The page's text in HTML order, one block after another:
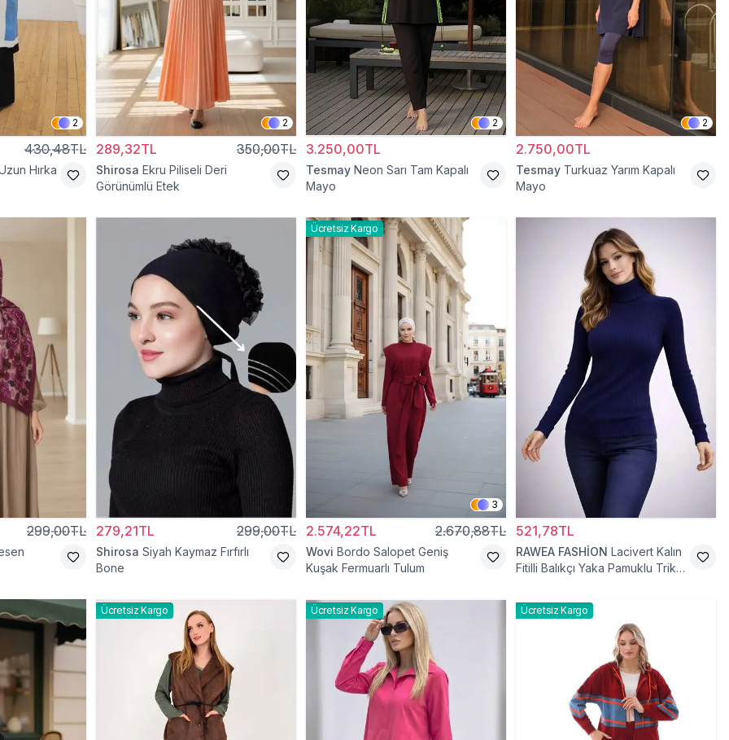
2
430,48TL
Hırka
2
289,32TL 350,00TL
Shirosa Ekru Piliseli Deri
Görünümlü Etek
2
3.250,00TL
Tesmay Neon Sarı Tam Kapalı
Mayo
2
2.750,00TL
Tesmay Turkuaz Yarım Kapalı
Mayo
299,00TL 279,21TL 299,00TL
Shirosa Siyah Kaymaz Fırfırlı
Bone
Ücretsiz Kargo
3
2.574,22TL 2.670,88TL
Wovi Bordo Salopet Geniş
Kuşak Fermuarlı Tulum
521,78TL
RAWEA FASHİON Lacivert Kalın
Fitilli Balıkçı Yaka Pamuklu Triko
Ücretsiz Kargo Ücretsiz Kargo Ücretsiz Kargo